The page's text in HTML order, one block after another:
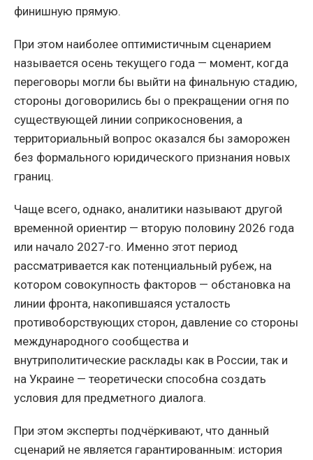
финишную прямую.
При этом наиболее оптимистичным сценарием
называется осень текущего года — момент, когда
переговоры могли бы выйти на финальную стадию,
стороны договорились бы о прекращении огня по
существующей линии соприкосновения, а
территориальный вопрос оказался бы заморожен
без формального юридического признания новых
границ.
Чаще всего, однако, аналитики называют другой
временной ориентир — вторую половину 2026 года
или начало 2027-го. Именно этот период
рассматривается как потенциальный рубеж, на
котором совокупность факторов — обстановка на
линии фронта, накопившаяся усталость
противоборствующих сторон, давление со стороны
международного сообщества и
внутриполитические расклады как в России, так и
на Украине — теоретически способна создать
условия для предметного диалога.
При этом эксперты подчёркивают, что данный
сценарий не является гарантированным: история